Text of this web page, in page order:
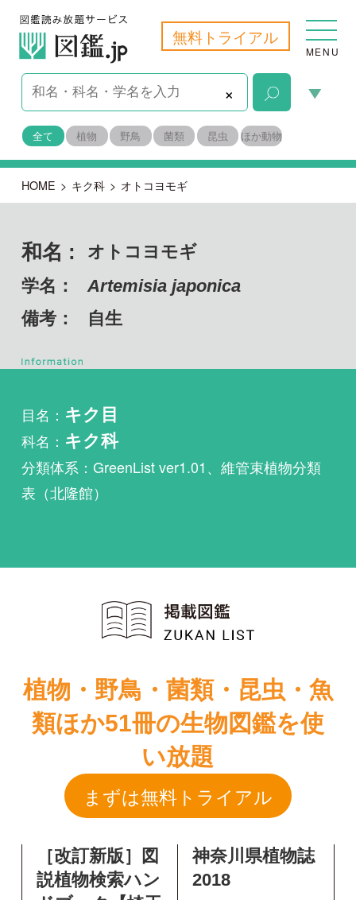
無料トライアル
MENU
×
全て 植物 野鳥 菌類 昆虫 ほか動物
学名： Artemisia japonica
備考：
科名：キク科
表（北隆館）
類ほか51冊の生物図鑑を使
い放題
［改訂新版］図
説植物検索ハン
2998種類】
出版社：さきたま出
神奈川県植物誌
2018
出版社：神奈川県植
物誌調査会
出版年：2018